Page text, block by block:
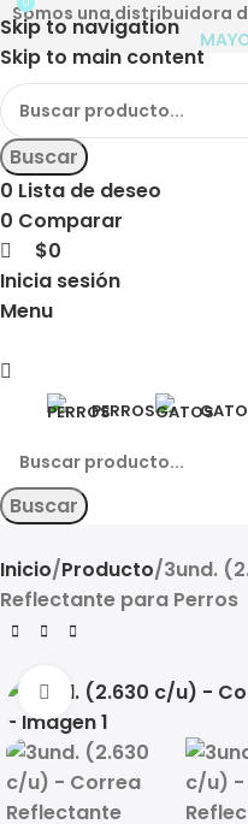
Skip to navigation
Skip to main content
Somos una distribuidora
Buscar
0 Lista de deseo
0 Comparar
$0
Inicia sesión
Menu
PERROS
Buscar
Inicio Producto 3und.
Reflectante para Perros
Click to enlarge